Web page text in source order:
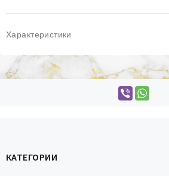
Характеристики
КАТЕГОРИИ